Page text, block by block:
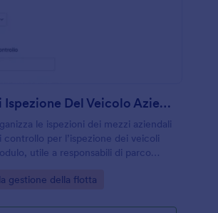
Modulo Di Ispezione Del Veicolo Aziendale
le ispezioni dei mezzi aziendali
controllo per l’ispezione dei veicoli
utile a responsabili di parco
Jotform.
gestione della flotta